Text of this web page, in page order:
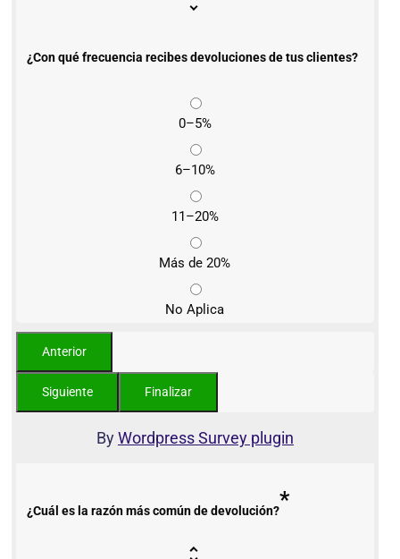
¿Con qué frecuencia recibes devoluciones de tus clientes?
0–5%
6–10%
11–20%
Más de 20%
No Aplica
ByWordpress Survey plugin
¿Cuál es la razón más común de devolución?*